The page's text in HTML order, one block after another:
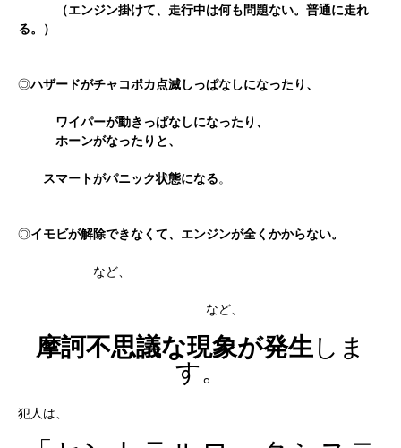
（エンジン掛けて、走行中は何も問題ない。普通に走れ
る。）
◎ハザードがチャコポカ点滅しっぱなしになったり、
ワイパーが動きっぱなしになったり、
ホーンがなったりと、
スマートがパニック状態になる。
◎イモビが解除できなくて、エンジンが全くかからない。
など、
など、
摩訶不思議な現象が発生しま
す。
犯人は、